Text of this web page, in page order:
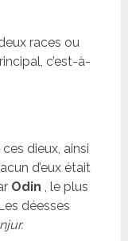
races ou
c’est-à-
dieux, ainsi
d’eux était
Odin , le plus
déesses